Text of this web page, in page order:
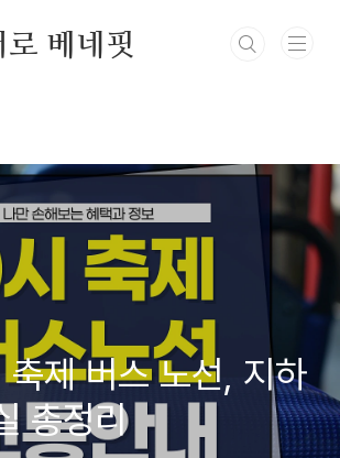
베네핏
제 버스 노선, 지하
총정리